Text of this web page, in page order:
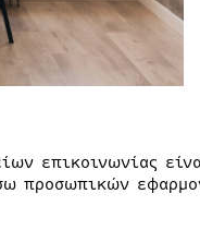
επικοινωνίας
προσωπικών